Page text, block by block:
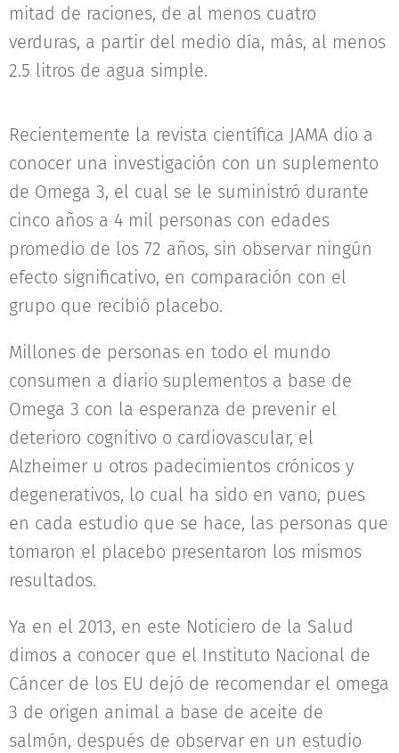
mitad de raciones, de al menos cuatro
verduras, a partir del medio día, más, al menos
2.5 litros de agua simple.
Recientemente la revista científica JAMA dio a
conocer una investigación con un suplemento
de Omega 3, el cual se le suministró durante
cinco años a 4 mil personas con edades
promedio de los 72 años, sin observar ningún
efecto significativo, en comparación con el
grupo que recibió placebo.
Millones de personas en todo el mundo
consumen a diario suplementos a base de
Omega 3 con la esperanza de prevenir el
deterioro cognitivo o cardiovascular, el
Alzheimer u otros padecimientos crónicos y
degenerativos, lo cual ha sido en vano, pues
en cada estudio que se hace, las personas que
tomaron el placebo presentaron los mismos
resultados.
Ya en el 2013, en este Noticiero de la Salud
dimos a conocer que el Instituto Nacional de
Cáncer de los EU dejó de recomendar el omega
3 de origen animal a base de aceite de
salmón, después de observar en un estudio